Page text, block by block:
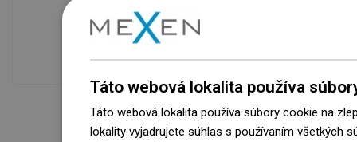
Naše výrobky na vás čakajú v
modernom sklade.Vždy pripravený na
Táto webová lokalita používa
Táto webová lokalita používa súbory cookie na
lokality vyjadrujete súhlas s používaním všetkých